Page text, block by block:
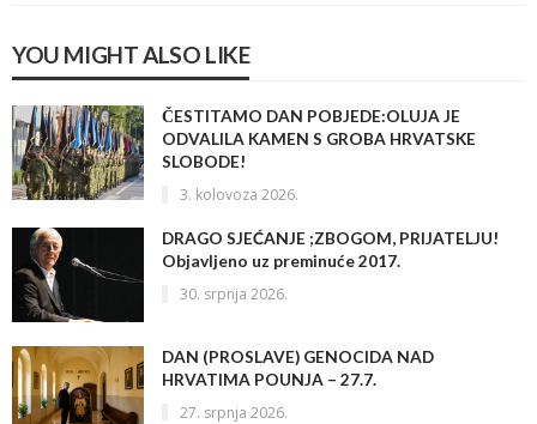
YOU MIGHT ALSO LIKE
ČESTITAMO DAN POBJEDE:OLUJA JE
ODVALILA KAMEN S GROBA HRVATSKE
SLOBODE!
3. kolovoza 2026.
DRAGO SJEĆANJE ;ZBOGOM, PRIJATELJU!
Objavljeno uz preminuće 2017.
30. srpnja 2026.
DAN (PROSLAVE) GENOCIDA NAD
HRVATIMA POUNJA – 27.7.
27. srpnja 2026.